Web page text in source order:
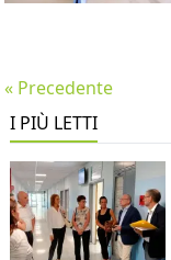
« Precedente
I PIÙ LETTI